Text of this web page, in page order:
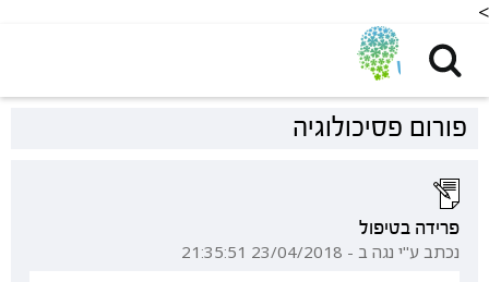
<
פורום פסיכולוגיה
פרידה בטיפול
נכתב ע"י נגה ב - 23/04/2018 21:35:51